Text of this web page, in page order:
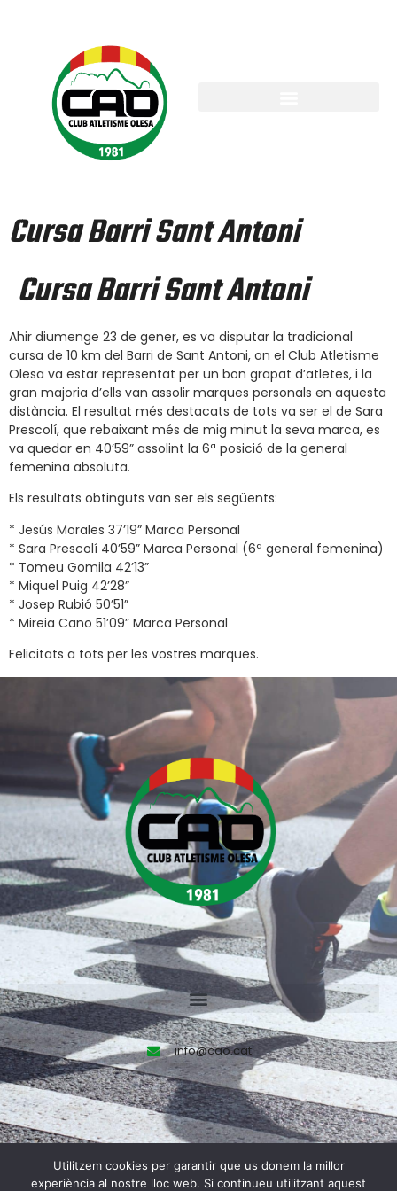
Cursa Barri Sant Antoni
Cursa Barri Sant Antoni
Ahir diumenge 23 de gener, es va disputar la tradicional
cursa de 10 km del Barri de Sant Antoni, on el Club Atletisme
Olesa va estar representat per un bon grapat d’atletes, i la
gran majoria d’ells van assolir marques personals en aquesta
distància. El resultat més destacats de tots va ser el de Sara
Prescolí, que rebaixant més de mig minut la seva marca, es
va quedar en 40’59” assolint la 6ª posició de la general
femenina absoluta.
Els resultats obtinguts van ser els següents:
* Jesús Morales 37’19” Marca Personal
* Sara Prescolí 40’59” Marca Personal (6ª general femenina)
* Tomeu Gomila 42’13”
* Miquel Puig 42’28”
* Josep Rubió 50’51”
* Mireia Cano 51’09” Marca Personal
Felicitats a tots per les vostres marques.
info@cao.cat
Made byOlea Creative Studio
Utilitzem cookies per garantir que us donem la millor
experiència al nostre lloc web. Si continueu utilitzant aquest